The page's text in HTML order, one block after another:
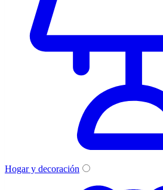
Hogar y decoración